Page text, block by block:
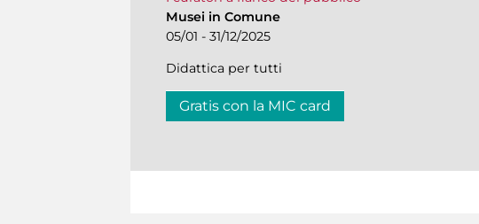
Musei in Comune
05/01 - 31/12/2025
Didattica per tutti
Gratis con la MIC card